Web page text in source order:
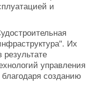
и
Их
результате
управления
созданию